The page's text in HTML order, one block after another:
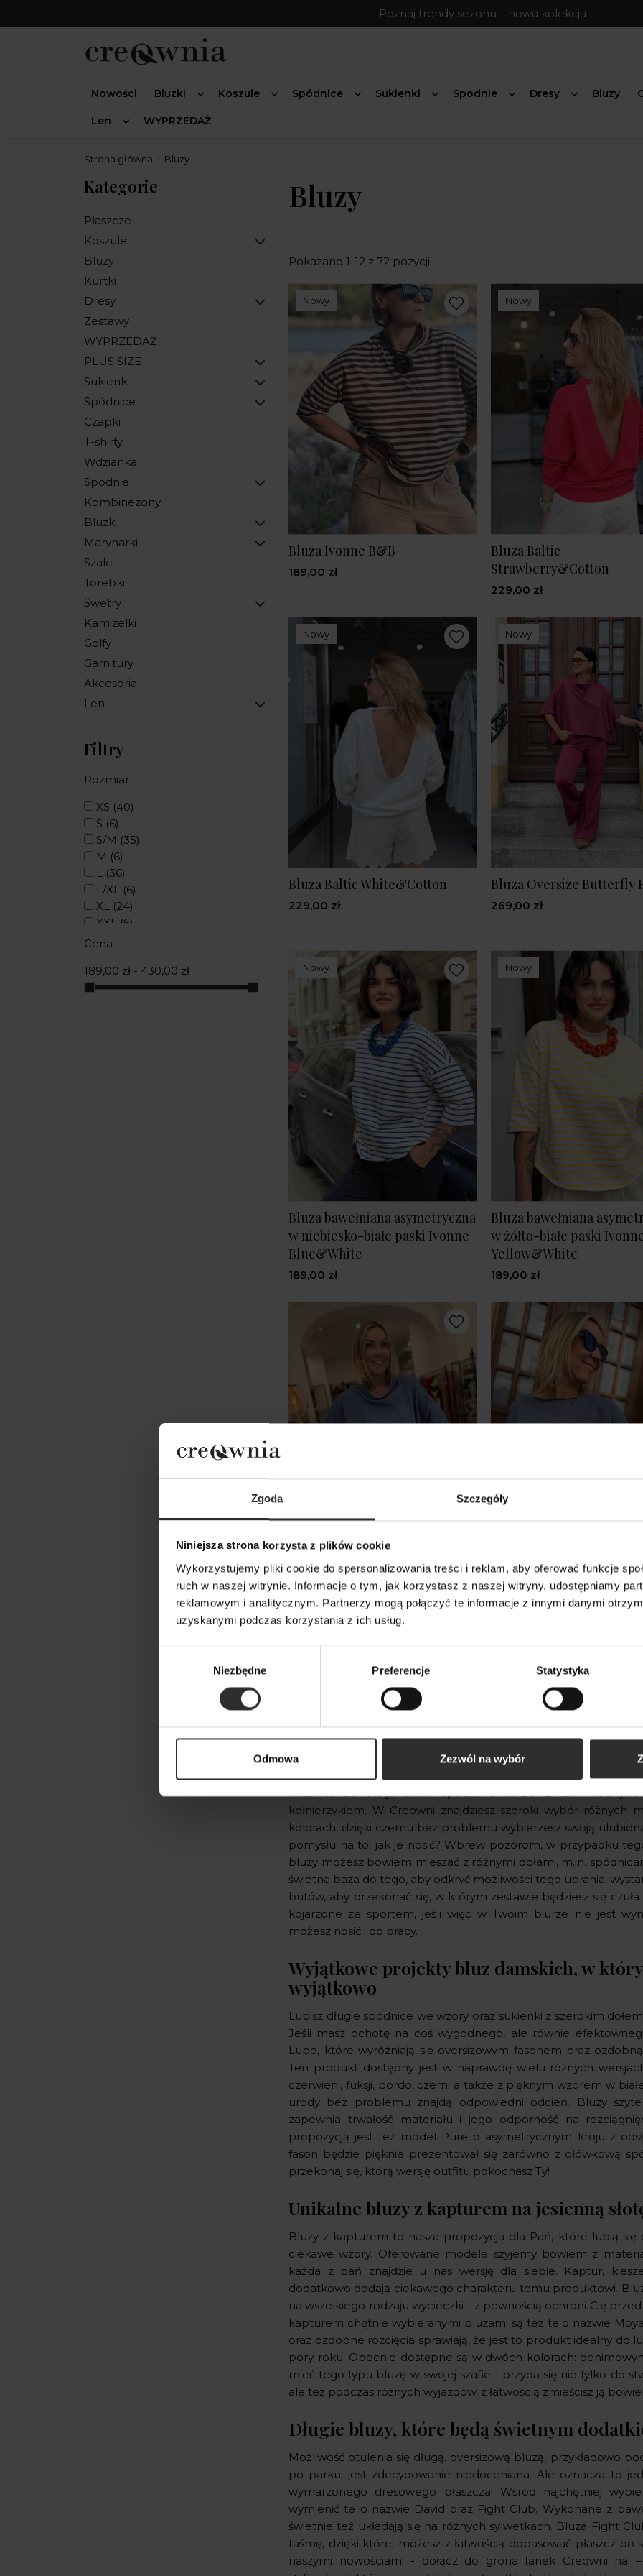
Zgoda Szczegóły
Niniejsza strona korzysta z plików cookie
Wykorzystujemy pliki cookie do spersonalizowania treści i reklam, aby oferować funkcje
ruch w naszej witrynie. Informacje o tym, jak korzystasz z naszej witryny, udostępniamy
reklamowym i analitycznym. Partnerzy mogą połączyć te informacje z innymi danymi
uzyskanymi podczas korzystania z ich usług.
Niezbędne Preferencje Statystyka
Odmowa Zezwól na wybór
Poznaj trendy sezonu – nowa kolekcja
Nowości Bluzki Koszule Spódnice Sukienki Spodnie Dresy Bluzy
Len WYPRZEDAŻ
Strona główna Bluzy
Kategorie
Płaszcze
Koszule
Bluzy
Kurtki
Dresy
Zestawy
WYPRZEDAŻ
PLUS SIZE
Sukienki
Spódnice
Czapki
T-shirty
Wdzianka
Spodnie
Kombinezony
Bluzki
Marynarki
Szale
Torebki
Swetry
Kamizelki
Golfy
Garnitury
Akcesoria
Len
Filtry
Rozmiar
XS (40)
S (6)
S/M (35)
M (6)
L (36)
L/XL (6)
XL (24)
XXL
(6)
0(16)
One Size(8)
XS/S(6)
Cena
189,00 zł - 430,00 zł
Bluzy
Pokazano 1-12 z 72 pozycji
Nowy
Bluza Ivonne B&B
189,00 zł
Nowy
Bluza Baltic
Strawberry&Cotton
229,00 zł
Nowy
Bluza Baltic White&Cotton
229,00 zł
Nowy
Bluza Oversize Butterfly
269,00 zł
Nowy
Bluza bawełniana asymetryczna
w niebiesko-białe paski Ivonne
Blue&White
189,00 zł
Nowy
Bluza bawełniana
w żółto-białe paski
Yellow&White
189,00 zł
Bluza oversize Butterfly Blue
269,00 zł
Bluza Pure Blue
189,00 zł
Seria basicowych bluz Dressi - idealne do
siłownię, a także na spacer!
Basicowe bluzy to świetny sposób na urozmaicenie prostych
koszule, do eleganckich spodni, a także z tak modnymi
kołnierzykiem. W Creowni znajdziesz szeroki wybór różnych
kolorach, dzięki czemu bez problemu wybierzesz swoją
pomysłu na to, jak je nosić? Wbrew pozorom, w przypadku
bluzy możesz bowiem mieszać z różnymi dołami, m.in.
świetna baza do tego, aby odkryć możliwości tego ubrania,
butów, aby przekonać się, w którym zestawie będziesz się
kojarzone ze sportem, jeśli więc w Twoim biurze nie jest
możesz nosić i do pracy.
Wyjątkowe projekty bluz damskich, w
wyjątkowo
Lubisz długie spódnice we wzory oraz sukienki z szerokim
Jeśli masz ochotę na coś wygodnego, ale równie
Lupo, które wyróżniają się oversizowym fasonem oraz
Ten produkt dostępny jest w naprawdę wielu różnych
czerwieni, fuksji, bordo, czerni a także z pięknym wzorem w
urody bez problemu znajdą odpowiedni odcień. Bluzy
zapewnia trwałość materiału i jego odporność na
propozycją jest też model Pure o asymetrycznym kroju z
fason będzie pięknie prezentował się zarówno z ołówkową
przekonaj się, którą wersję outfitu pokochasz Ty!
Unikalne bluzy z kapturem na jesienną
Bluzy z kapturem to nasza propozycja dla Pań, które lubią
ciekawe wzory. Oferowane modele szyjemy bowiem z
każda z pań znajdzie u nas wersję dla siebie. Kaptur,
dodatkowo dodają ciekawego charakteru temu produktowi.
na wszelkiego rodzaju wycieczki - z pewnością ochroni Cię
kapturem chętnie wybieranymi bluzami są też te o nazwie
oraz ozdobne rozcięcia sprawiają, że jest to produkt idealny do
pory roku. Obecnie dostępne są w dwóch kolorach:
mieć tego typu bluzę w swojej szafie - przyda się nie tylko do
ale też podczas różnych wyjazdów, z łatwością zmieścisz ją
Długie bluzy, które będą świetnym
Możliwość otulenia się długą, oversizową bluzą, przykładowo
po parku, jest zdecydowanie niedoceniana. Ale oznacza to
wymarzonego dresowego płaszcza! Wśród najchętniej
wymienić te o nazwie David oraz Fight Club. Wykonane z
świetnie też układają się na różnych sylwetkach. Bluza Fight
taśmę, dzięki której możesz z łatwością dopasować płaszcz
naszymi nowościami - dołącz do grona fanek Creowni na